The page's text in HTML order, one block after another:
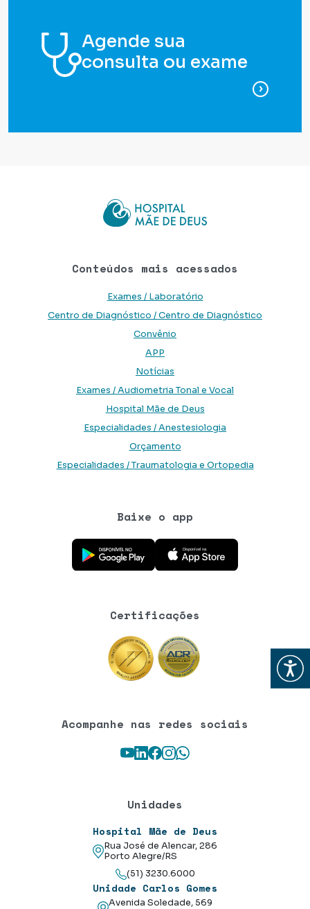
Abrir
Agende sua
consulta ou exame
para
Conteúdos mais acessados
Exames / Laboratório
Centro de Diagnóstico / Centro de Diagnóstico
Convênio
APP
Notícias
Exames / Audiometria Tonal e Vocal
Hospital Mãe de Deus
Especialidades / Anestesiologia
Orçamento
Especialidades / Traumatologia e Ortopedia
Baixe o app
Baixe o aplicativo na Google Play Store
Baixe o aplicativo na App Store
Certificações
Acompanhe nas redes sociais
Youtube
LinkedIn
Facebook
Instagram
WhatsApp
Unidades
Hospital Mãe de Deus
Rua José de Alencar, 286
Porto Alegre/RS
(51) 3230.6000
Unidade Carlos Gomes
Avenida Soledade, 569